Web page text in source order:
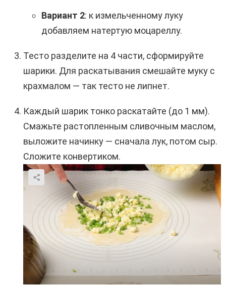
Вариант 2: к измельченному луку
добавляем натертую моцареллу.
Тесто разделите на 4 части, сформируйте
шарики. Для раскатывания смешайте муку с
крахмалом — так тесто не липнет.
Каждый шарик тонко раскатайте (до 1 мм).
Смажьте растопленным сливочным маслом,
выложите начинку — сначала лук, потом сыр.
Сложите конвертиком.